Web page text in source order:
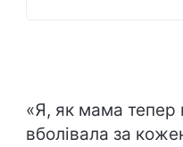
«Я, як мама тепер
вболівала за